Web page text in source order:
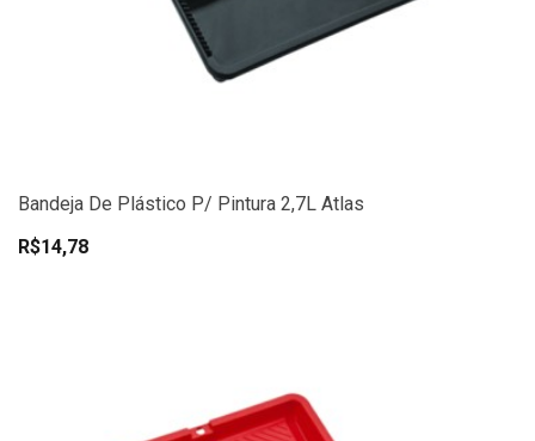
Bandeja De Plástico P/ Pintura 2,7L Atlas
R$14,78